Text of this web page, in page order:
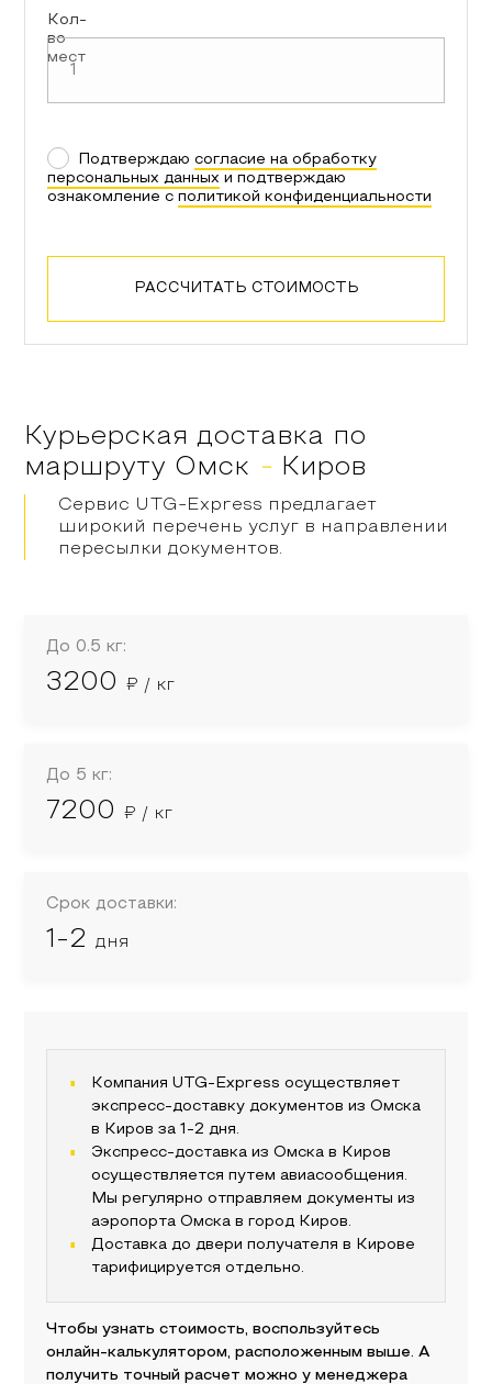
Кол-
во
мест
Подтверждаю согласие на обработку
персональных данных и подтверждаю
ознакомление с политикой конфиденциальности
РАССЧИТАТЬ СТОИМОСТЬ
Курьерская доставка по
маршруту Омск - Киров
Сервис UTG-Express предлагает
широкий перечень услуг в направлении
пересылки документов.
До 0.5 кг:
3200 ₽ / кг
До 5 кг:
7200 ₽ / кг
Срок доставки:
1-2дня
Компания UTG-Express осуществляет
экспресс-доставку документов изОмска
в
Киров за 1-2 дня.
Экспресс-доставка изОмска в
Киров
осуществляется путем авиасообщения.
Мы регулярно отправляем документы из
аэропортаОмска в город Киров.
Доставка до двери получателяв Кирове
тарифицируется отдельно.
Чтобы узнать стоимость, воспользуйтесь
онлайн-калькулятором, расположенным выше. А
получить точный расчет можно у менеджера